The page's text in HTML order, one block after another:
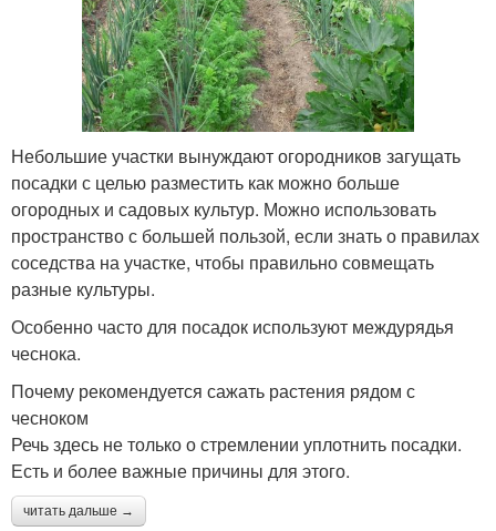
Небольшие участки вынуждают огородников загущать
посадки с целью разместить как можно больше
огородных и садовых культур. Можно использовать
пространство с большей пользой, если знать о правилах
соседства на участке, чтобы правильно совмещать
разные культуры.
Особенно часто для посадок используют междурядья
чеснока.
Почему рекомендуется сажать растения рядом с
чесноком
Речь здесь не только о стремлении уплотнить посадки.
Есть и более важные причины для этого.
читать дальше →